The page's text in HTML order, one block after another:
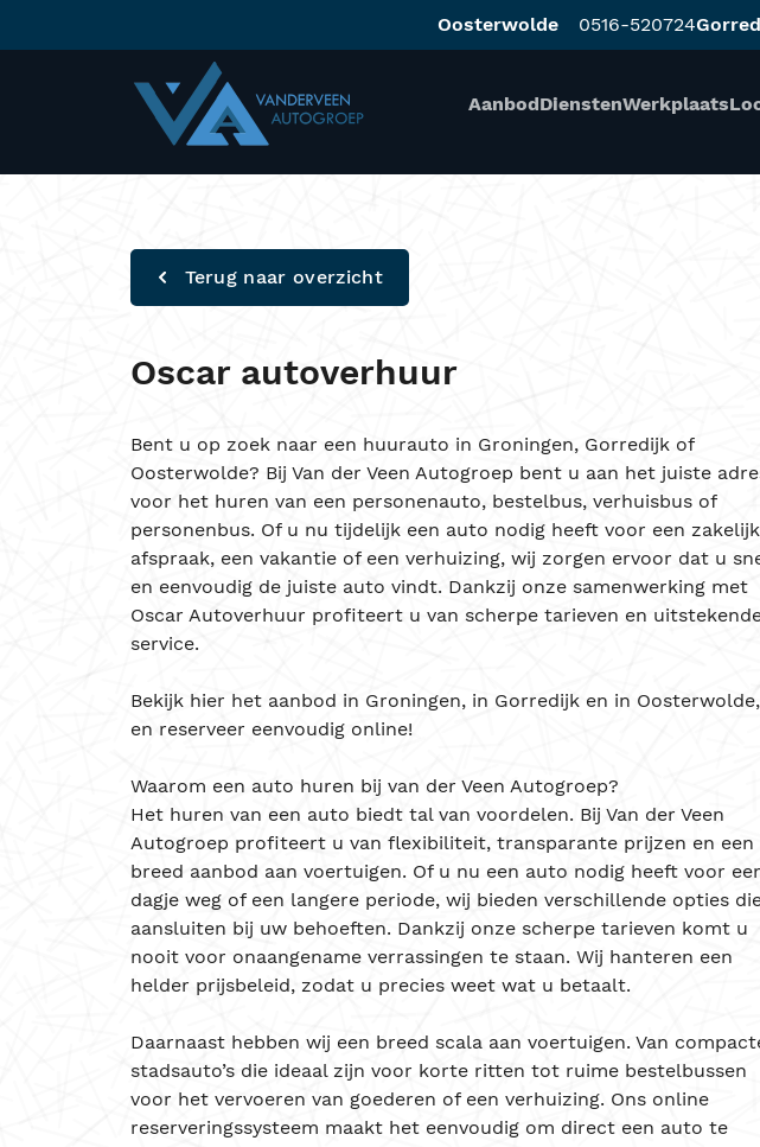
Oosterwolde 0516-520724
AanbodDienstenWerkplaats
Terug naar overzicht
Oscar autoverhuur
Bent u op zoek naar een huurauto in Groningen, Gorredijk of
Oosterwolde? Bij Van der Veen Autogroep bent u aan het juiste
voor het huren van een personenauto, bestelbus, verhuisbus of
personenbus. Of u nu tijdelijk een auto nodig heeft voor een
afspraak, een vakantie of een verhuizing, wij zorgen ervoor dat u
en eenvoudig de juiste auto vindt. Dankzij onze samenwerking met
Oscar Autoverhuur profiteert u van scherpe tarieven en
service.
Bekijk hier het aanbod in Groningen, in Gorredijken in Oosterwolde,
en reserveer eenvoudig online!
Waarom een auto huren bij van der Veen Autogroep?
Het huren van een auto biedt tal van voordelen. Bij Van der Veen
Autogroep profiteert u van flexibiliteit, transparante prijzen en een
breed aanbod aan voertuigen. Of u nu een auto nodig heeft voor
dagje weg of een langere periode, wij bieden verschillende opties
aansluiten bij uw behoeften. Dankzij onze scherpe tarieven komt u
nooit voor onaangename verrassingen te staan. Wij hanteren een
helder prijsbeleid, zodat u precies weet wat u betaalt.
Daarnaast hebben wij een breed scala aan voertuigen. Van
stadsauto’s die ideaal zijn voor korte ritten tot ruime bestelbussen
voor het vervoeren van goederen of een verhuizing. Ons online
reserveringssysteem maakt het eenvoudig om direct een auto te